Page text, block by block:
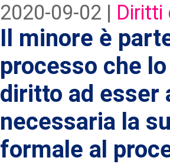
2020-09-02 | Diritti
Il minore è
processo che
diritto ad esser
necessaria la
formale al